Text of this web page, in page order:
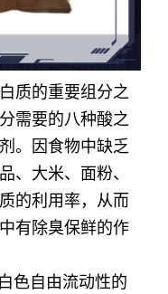
质的重要组分之
需要的八种酸之
。因食物中缺乏
、大米、面粉、
的利用率，从而
有除臭保鲜的作
色自由流动性的